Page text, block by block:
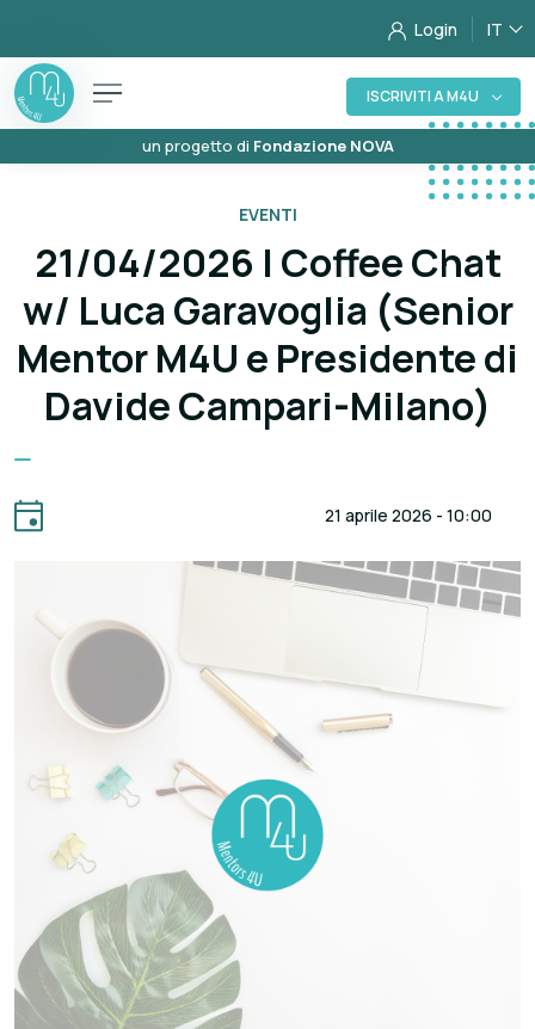
Login IT
ISCRIVITI A M4U
un progetto di Fondazione NOVA
EVENTI
21/04/2026 | Coffee Chat
w/ Luca Garavoglia (Senior
Mentor M4U e Presidente di
Davide Campari-Milano)
21 aprile 2026 - 10:00